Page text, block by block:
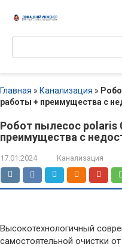
Поиск:
Главная » Канализация »
работы + преимущества с
Робот пылесос polaris
преимущества с
17.01.2024 Канализация
Высокотехнологичный
самостоятельной очистки